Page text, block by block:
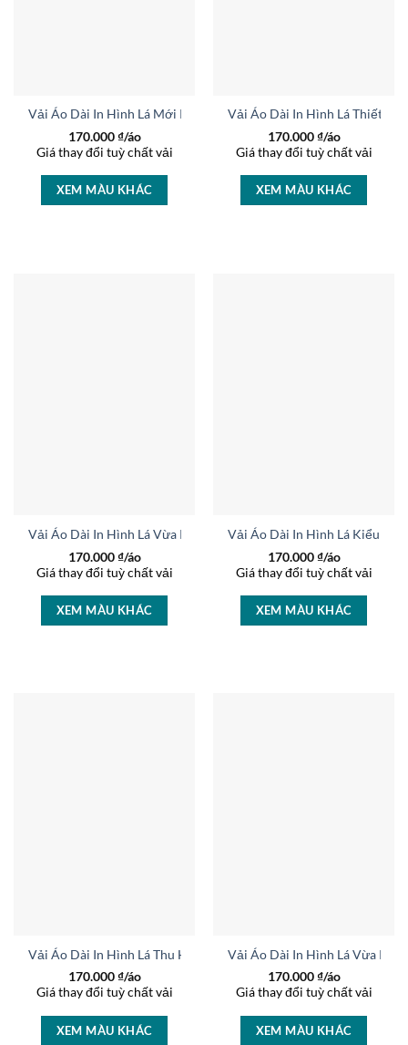
Vải Áo Dài In Hình Lá Mới Ra AD 35922
170.000₫/áo
Giá thay đổi tuỳ chất vải
XEM MÀU KHÁC
Vải Áo Dài In Hình Lá Thiết Kế
170.000₫/áo
Giá thay đổi tuỳ chất vải
XEM MÀU KHÁC
Vải Áo Dài In Hình Lá Vừa Ra AD 45241
170.000₫/áo
Giá thay đổi tuỳ chất vải
XEM MÀU KHÁC
Vải Áo Dài In Hình Lá Kiểu Mới
170.000₫/áo
Giá thay đổi tuỳ chất vải
XEM MÀU KHÁC
Vải Áo Dài In Hình Lá Thu Hút AD 15618
170.000₫/áo
Giá thay đổi tuỳ chất vải
XEM MÀU KHÁC
Vải Áo Dài In Hình Lá Vừa Ra
170.000₫/áo
Giá thay đổi tuỳ chất vải
XEM MÀU KHÁC